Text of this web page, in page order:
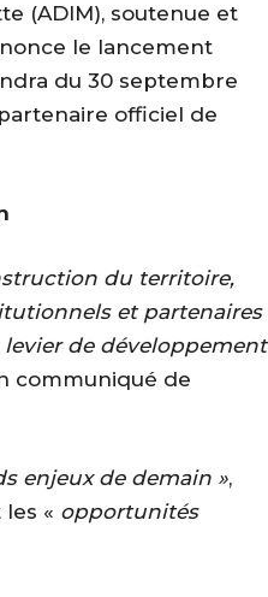
(ADIM), soutenue et
le lancement
du 30 septembre
officiel de
du territoire,
et partenaires
de développement
communiqué de
enjeux de demain »,
les « opportunités